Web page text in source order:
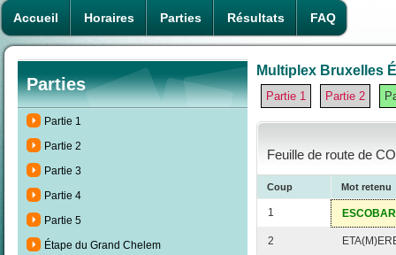
Accueil Horaires Parties Résultats FAQ
Parties
Partie 1
Partie 2
Partie 3
Partie 4
Partie 5
Étape du Grand Chelem
Multiplex Bruxelles
Partie 1 Partie 2
Feuille de route de
Coup Mot retenu
1 ESCOBAR
2